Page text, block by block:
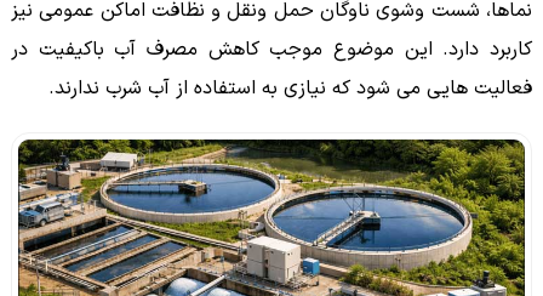
نماها، شست وشوی ناوگان حمل ونقل و نظافت اماکن عمومی نیز
کاربرد دارد. این موضوع موجب کاهش مصرف آب باکیفیت در
فعالیت هایی می شود که نیازی به استفاده از آب شرب ندارند.